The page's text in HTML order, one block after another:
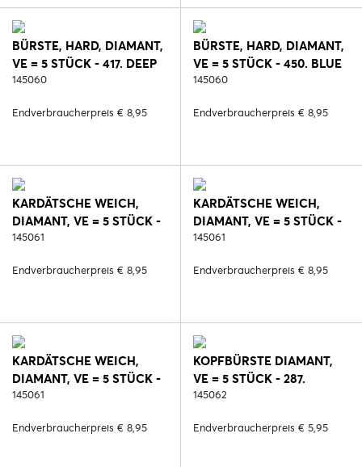
BÜRSTE, HARD, DIAMANT,
VE = 5 STÜCK - 417. DEEP
RUBY
145060
Endverbraucherpreis € 8,95
BÜRSTE, HARD, DIAMANT,
VE = 5 STÜCK - 450. BLUE
REEF
145060
Endverbraucherpreis € 8,95
KARDÄTSCHE WEICH,
DIAMANT, VE = 5 STÜCK -
287. SCHWARZ/ROSE
145061
Endverbraucherpreis € 8,95
KARDÄTSCHE WEICH,
DIAMANT, VE = 5 STÜCK -
417. DEEP RUBY
145061
Endverbraucherpreis € 8,95
KARDÄTSCHE WEICH,
DIAMANT, VE = 5 STÜCK -
450. BLUE REEF
145061
Endverbraucherpreis € 8,95
KOPFBÜRSTE DIAMANT,
VE = 5 STÜCK - 287.
SCHWARZ/ROSE
145062
Endverbraucherpreis € 5,95